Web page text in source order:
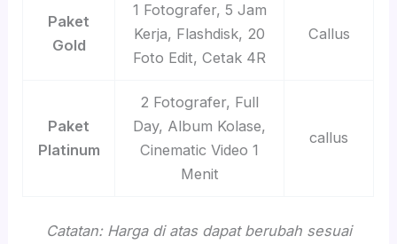
Paket
Gold
1 Fotografer, 5 Jam
Kerja, Flashdisk, 20
Foto Edit, Cetak 4R
Callus
Paket
Platinum
2 Fotografer, Full
Day, Album Kolase,
Cinematic Video 1
Menit
callus
Catatan: Harga di atas dapat berubah sesuai